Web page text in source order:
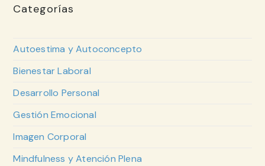
Categorías
Autoestima y Autoconcepto
Bienestar Laboral
Desarrollo Personal
Gestión Emocional
Imagen Corporal
Mindfulness y Atención Plena